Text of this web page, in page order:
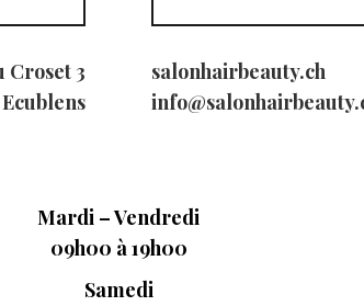
Croset 3
salonhairbeauty.ch
Mardi – Vendredi
09h00 à 19h00
Samedi